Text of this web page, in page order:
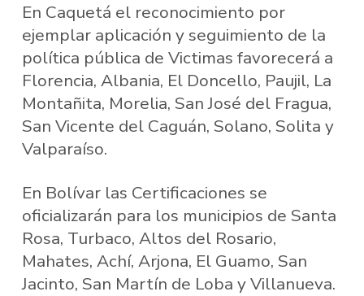
En Caquetá el reconocimiento por
ejemplar aplicación y seguimiento de la
política pública de Victimas favorecerá a
Florencia, Albania, El Doncello, Paujil, La
Montañita, Morelia, San José del Fragua,
San Vicente del Caguán, Solano, Solita y
Valparaíso.
En Bolívar las Certificaciones se
oficializarán para los municipios de Santa
Rosa, Turbaco, Altos del Rosario,
Mahates, Achí, Arjona, El Guamo, San
Jacinto, San Martín de Loba y Villanueva.